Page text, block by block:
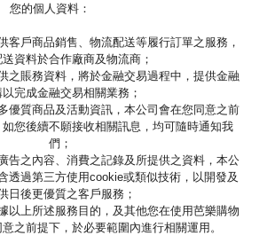
您的個人資料：
客戶商品銷售、物流配送等履行訂單之服務，
資料於合作廠商及物流商；
之賬務資料，將於金融交易過程中，提供金融
完成金融交易相關業務；
優質商品及活動資訊，本公司會在您同意之前
您後續不願接收相關訊息，均可隨時通知我
們；
告之內容、消費之記錄及所提供之資料，本公
透過第三方使用cookie或類似技術，以開發及
日後更優質之客戶服務；
以上所述服務目的，及其他您在使用芭樂購物
之前提下，於必要範圍內進行相關運用。